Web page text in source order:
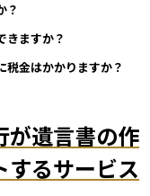
？
きますか？
税金はかかりますか？
が遺言書の作
するサービス